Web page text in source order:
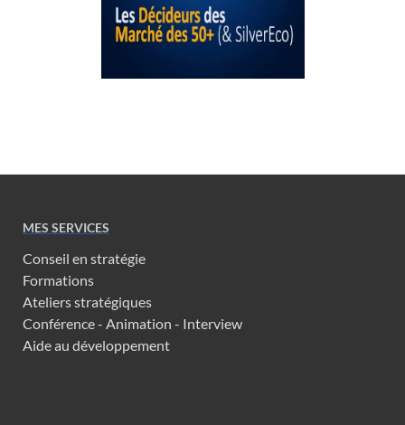
MES SERVICES
Conseil en stratégie
Formations
Ateliers stratégiques
Conférence - Animation - Interview
Aide au développement